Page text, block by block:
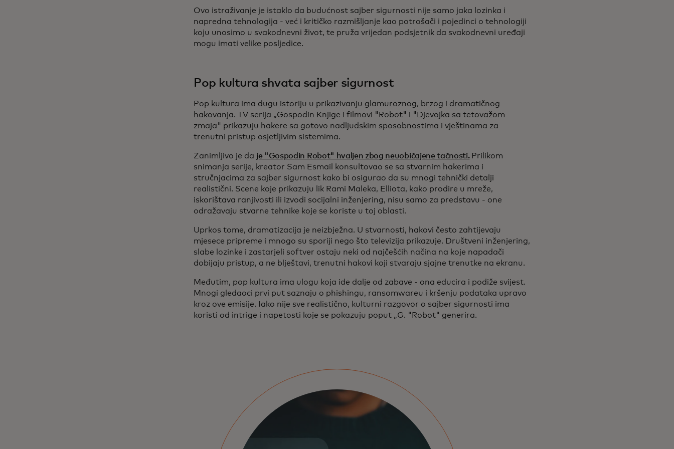
Ovo istraživanje je istaklo da budućnost sajber sigurnosti nije samo jaka lozinka i
napredna tehnologija - već i kritičko razmišljanje kao potrošači i pojedinci o tehnologiji
koju unosimo u svakodnevni život, te pruža vrijedan podsjetnik da svakodnevni uređaji
mogu imati velike posljedice.
Pop kultura shvata sajber sigurnost
Pop kultura ima dugu istoriju u prikazivanju glamuroznog, brzog i dramatičnog
hakovanja. TV serija „Gospodin Knjige i filmovi "Robot" i "Djevojka sa tetovažom
zmaja" prikazuju hakere sa gotovo nadljudskim sposobnostima i vještinama za
trenutni pristup osjetljivim sistemima.
Zanimljivo je da je "Gospodin Robot" hvaljen zbog neuobičajene tačnosti.Prilikom
snimanja serije, kreator Sam Esmail konsultovao se sa stvarnim hakerima i
stručnjacima za sajber sigurnost kako bi osigurao da su mnogi tehnički detalji
realistični. Scene koje prikazuju lik Rami Maleka, Elliota, kako prodire u mreže,
iskorištava ranjivosti ili izvodi socijalni inženjering, nisu samo za predstavu - one
odražavaju stvarne tehnike koje se koriste u toj oblasti.
Uprkos tome, dramatizacija je neizbježna. U stvarnosti, hakovi često zahtijevaju
mjesece pripreme i mnogo su sporiji nego što televizija prikazuje. Društveni inženjering,
slabe lozinke i zastarjeli softver ostaju neki od najčešćih načina na koje napadači
dobijaju pristup, a ne blještavi, trenutni hakovi koji stvaraju sjajne trenutke na ekranu.
Međutim, pop kultura ima ulogu koja ide dalje od zabave - ona educira i podiže svijest.
Mnogi gledaoci prvi put saznaju o phishingu, ransomwareu i kršenju podataka upravo
kroz ove emisije. Iako nije sve realistično, kulturni razgovor o sajber sigurnosti ima
koristi od intrige i napetosti koje se pokazuju poput „G. "Robot" generira.